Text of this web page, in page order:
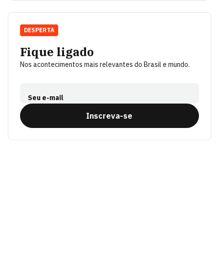
Fique ligado
Nos acontecimentos mais relevantes do Brasil e mundo.
Seu e-mail
Inscreva-se
DESPERTA